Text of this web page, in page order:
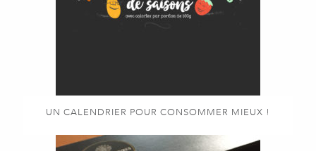
UN CALENDRIER POUR CONSOMMER MIEUX !